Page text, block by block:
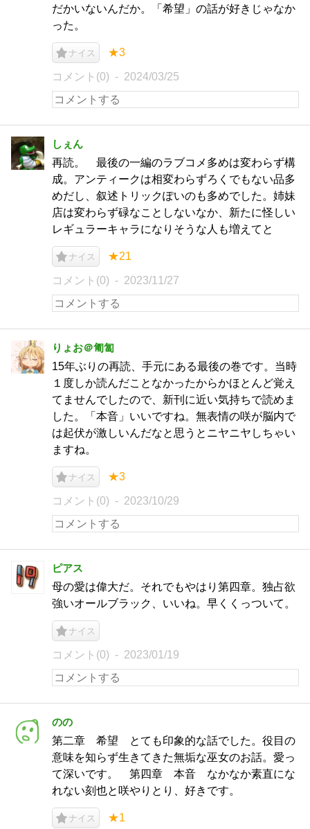
だかいないんだか。「希望」の話が好きじゃなか
った。
ナイス ★3
コメント(0) 2024/03/25
しぇん
再読。 最後の一編のラブコメ多めは変わらず構
成。アンティークは相変わらずろくでもない品多
めだし、叙述トリックぽいのも多めでした。姉妹
店は変わらず碌なことしないなか、新たに怪しい
レギュラーキャラになりそうな人も増えてと
ナイス ★21
コメント(0) 2023/11/27
りょお＠匍匐
15年ぶりの再読、手元にある最後の巻です。当時
１度しか読んだことなかったからかほとんど覚え
てませんでしたので、新刊に近い気持ちで読めま
した。「本音」いいですね。無表情の咲が脳内で
は起伏が激しいんだなと思うとニヤニヤしちゃい
ますね。
ナイス ★3
コメント(0) 2023/10/29
ピアス
母の愛は偉大だ。それでもやはり第四章。独占欲
強いオールブラック、いいね。早くくっついて。
ナイス
コメント(0) 2023/01/19
のの
第二章 希望 とても印象的な話でした。役目の
意味を知らず生きてきた無垢な巫女のお話。愛っ
て深いです。 第四章 本音 なかなか素直にな
れない刻也と咲やりとり、好きです。
ナイス ★1